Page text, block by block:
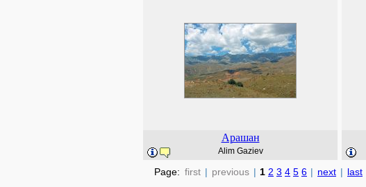
Арашан
Alim Gaziev
Page: first | previous | 1 2 3 4 5 6 | next | last